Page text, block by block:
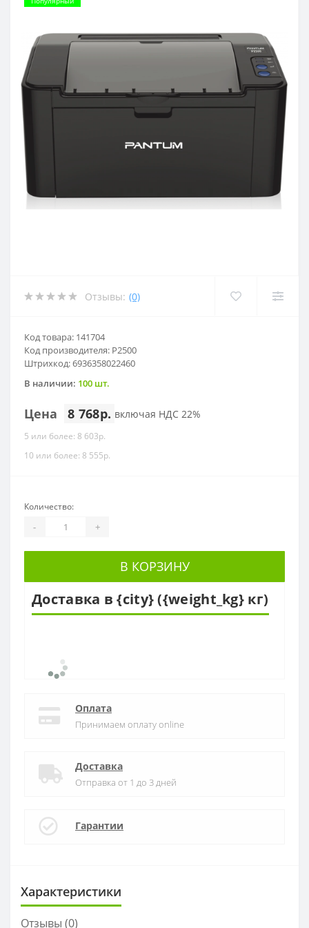
Отзывы: (0)
Код товара: 141704
Код производителя: P2500
Штрихкод: 6936358022460
В наличии: 100 шт.
Цена 8 768р. включая НДС 22%
5 или более: 8 603р.
10 или более: 8 555р.
Количество:
- +
В КОРЗИНУ
Доставка в {city} ({weight_kg} кг)
Оплата
Принимаем оплату online
Доставка
Отправка от 1 до 3 дней
Гарантии
Характеристики
Отзывы (0)